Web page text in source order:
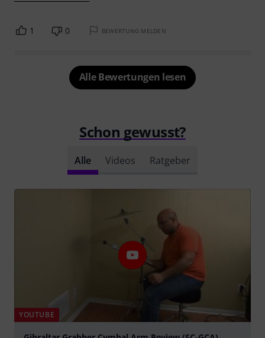
1 0 BEWERTUNG MELDEN
Alle Bewertungen lesen
Schon gewusst?
Alle Videos Ratgeber
YOUTUBE